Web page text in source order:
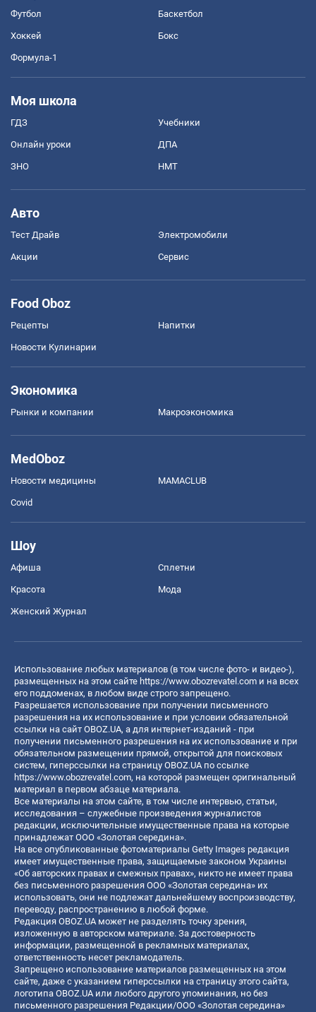
Футбол Баскетбол
Хоккей Бокс
Формула-1
Моя школа
ГДЗ Учебники
Онлайн уроки ДПА
ЗНО НМТ
Авто
Тест Драйв Электромобили
Акции Сервис
Food Oboz
Рецепты Напитки
Новости Кулинарии
Экономика
Рынки и компании Mакроэкономика
MedOboz
Новости медицины MAMACLUB
Covid
Шоу
Афиша Сплетни
Красота Мода
Женский Журнал
Использование любых материалов (в том числе фото- и видео-),
размещенных на этом сайте https://www.obozrevatel.com и на всех
его поддоменах, в любом виде строго запрещено.
Разрешается использование при получении письменного
разрешения на их использование и при условии обязательной
ссылки на сайт OBOZ.UA, а для интернет-изданий - при
получении письменного разрешения на их использование и при
обязательном размещении прямой, открытой для поисковых
систем, гиперссылки на страницу OBOZ.UA по ссылке
https://www.obozrevatel.com, на которой размещен оригинальный
материал в первом абзаце материала.
Все материалы на этом сайте, в том числе интервью, статьи,
исследования – служебные произведения журналистов
редакции, исключительные имущественные права на которые
принадлежат ООО «Золотая середина».
На все опубликованные фотоматериалы Getty Images редакция
имеет имущественные права, защищаемые законом Украины
«Об авторских правах и смежных правах», никто не имеет права
без письменного разрешения ООО «Золотая середина» их
использовать, они не подлежат дальнейшему воспроизводству,
переводу, распространению в любой форме.
Редакция OBOZ.UA может не разделять точку зрения,
изложенную в авторском материале. За достоверность
информации, размещенной в рекламных материалах,
ответственность несет рекламодатель.
Запрещено использование материалов размещенных на этом
сайте, даже с указанием гиперссылки на страницу этого сайта,
логотипа OBOZ.UA или любого другого упоминания, но без
письменного разрешения Редакции/ООО «Золотая середина»